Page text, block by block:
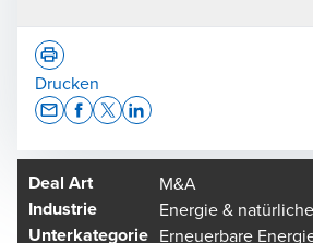
Deal Art M&A
Industrie Energie &
Unterkategorie Erneuerbare
Marcel Gertsch
Leiter Advisory Nordwestschweiz,
Drucken